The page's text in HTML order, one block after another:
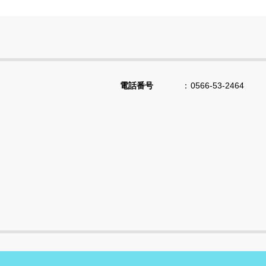
電話番号 0566-53-2464